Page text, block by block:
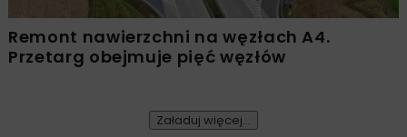
Remont nawierzchni na węzłach A4.
Przetarg obejmuje pięć węzłów
Załaduj więcej...